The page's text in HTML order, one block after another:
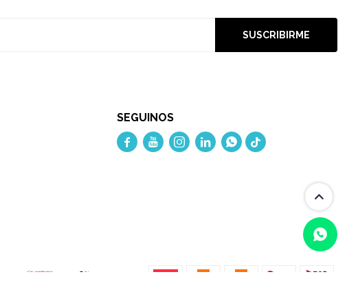
SUSCRIBIRME
SEGUINOS
    